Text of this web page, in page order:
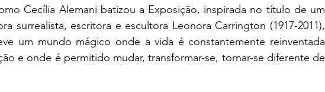
Cecília Alemani batizou a Exposição, inspirada no título de um
surrealista, escritora e escultora Leonora Carrington (1917-2011),
um mundo mágico onde a vida é constantemente reinventada
e onde é permitido mudar, transformar-se, tornar-se diferente de